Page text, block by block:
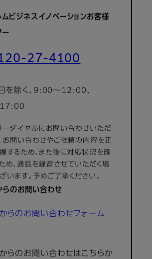
ビジネスイノベーションお客様
ー
27-4100
日を除く、9:00～12:00、
ダイヤルにお問い合わせいただ
お問い合わせやご依頼の内容を正
するため、また後に対応状況を確
め、通話を録音させていただく場
います。予めご了承ください。
らのお問い合わせ
らのお問い合わせフォーム
らのお問い合わせはこちらか